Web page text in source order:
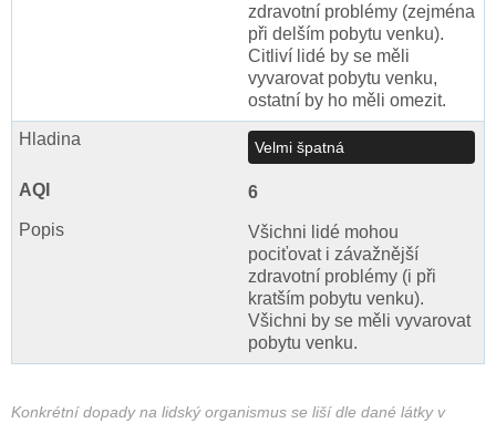
zdravotní problémy (zejména
při delším pobytu venku).
Citliví lidé by se měli
vyvarovat pobytu venku,
ostatní by ho měli omezit.
Velmi špatná
6
Všichni lidé mohou
pociťovat i závažnější
zdravotní problémy (i při
kratším pobytu venku).
Všichni by se měli vyvarovat
pobytu venku.
Konkrétní dopady na lidský organismus se liší dle dané látky v